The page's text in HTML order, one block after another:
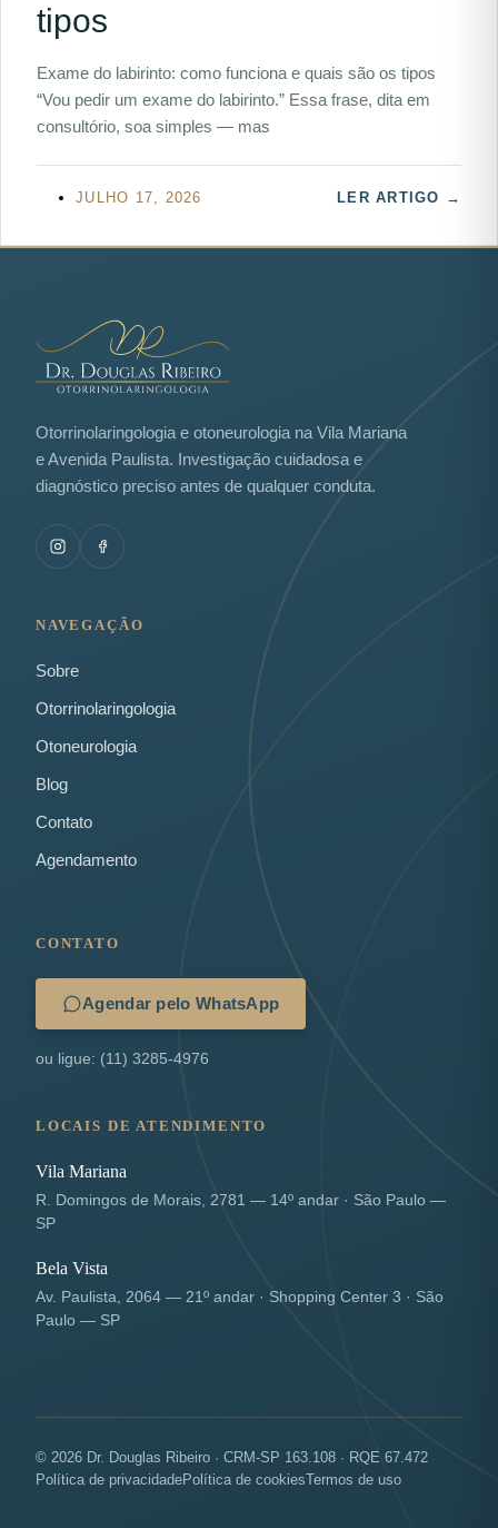
tipos
Exame do labirinto: como funciona e quais são os tipos
“Vou pedir um exame do labirinto.” Essa frase, dita em
consultório, soa simples — mas
JULHO 17, 2026 LER ARTIGO →
Otorrinolaringologia e otoneurologia na Vila Mariana
e Avenida Paulista. Investigação cuidadosa e
diagnóstico preciso antes de qualquer conduta.
NAVEGAÇÃO
Sobre
Otorrinolaringologia
Otoneurologia
Blog
Contato
Agendamento
CONTATO
Agendar pelo WhatsApp
ou ligue: (11) 3285-4976
LOCAIS DE ATENDIMENTO
Vila Mariana
R. Domingos de Morais, 2781 — 14º andar · São Paulo —
SP
Bela Vista
Av. Paulista, 2064 — 21º andar · Shopping Center 3 · São
Paulo — SP
© 2026 Dr. Douglas Ribeiro · CRM-SP 163.108 · RQE 67.472
Política de privacidadePolítica de cookiesTermos de uso